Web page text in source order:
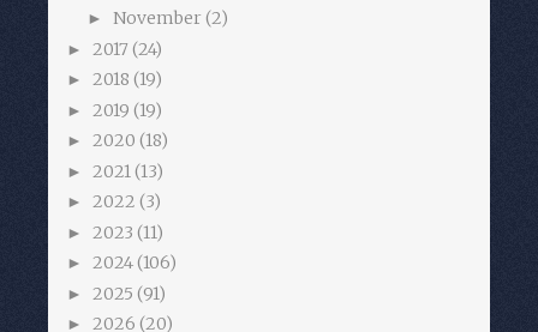
► November (2)
► 2017 (24)
► 2018 (19)
► 2019 (19)
► 2020 (18)
► 2021 (13)
► 2022 (3)
► 2023 (11)
► 2024(106)
► 2025 (91)
► 2026 (20)